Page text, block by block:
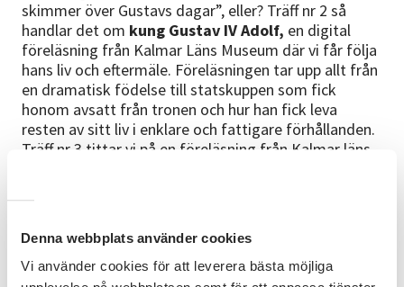
Denna webbplats använder cookies
Vi använder cookies för att leverera bästa möjliga
skimmer över Gustavs dagar”, eller? Träff nr 2 så
handlar det om kung Gustav IV Adolf, en digital
föreläsning från Kalmar Läns Museum där vi får följa
hans liv och eftermäle. Föreläsningen tar upp allt från
en dramatisk födelse till statskuppen som fick
honom avsatt från tronen och hur han fick leva
resten av sitt liv i enklare och fattigare förhållanden.
Träff nr 3 tittar vi på en föreläsning från Kalmar läns
beskriver han sig själv med följande ord: ”Jag är
matt, känner plågor i magen och kan inte tala.” Hur
kommer det att gå? Svaret ges i föreläsningen. Träff